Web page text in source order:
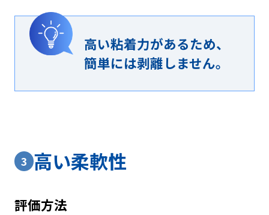
高い粘着力があるため、
簡単には剥離しません。
3 高い柔軟性
評価方法